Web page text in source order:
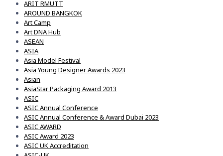
ARIT RMUTT
AROUND BANGKOK
Art Camp
Art DNA Hub
ASEAN
ASIA
Asia Model Festival
Asia Young Designer Awards 2023
Asian
AsiaStar Packaging Award 2013
ASIC
ASIC Annual Conference
ASIC Annual Conference & Award Dubai 2023
ASIC AWARD
ASIC Award 2023
ASIC UK Accreditation